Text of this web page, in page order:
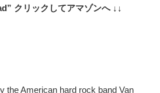
クリックしてアマゾンへ ↓↓
the American hard rock band Van